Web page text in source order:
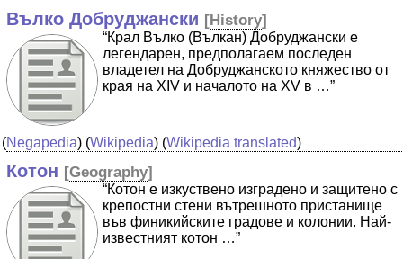
Вълко Добруджански [History]
“Крал Вълко (Вълкан) Добруджански е
легендарен, предполагаем последен
владетел на Добруджанското княжество от
края на XIV и началото на XV в …”
(Negapedia) (Wikipedia) (Wikipedia translated)
Котон [Geography]
“Котон е изкуствено изградено и защитено с
крепостни стени вътрешното пристанище
във финикийските градове и колонии. Най-
известният котон …”